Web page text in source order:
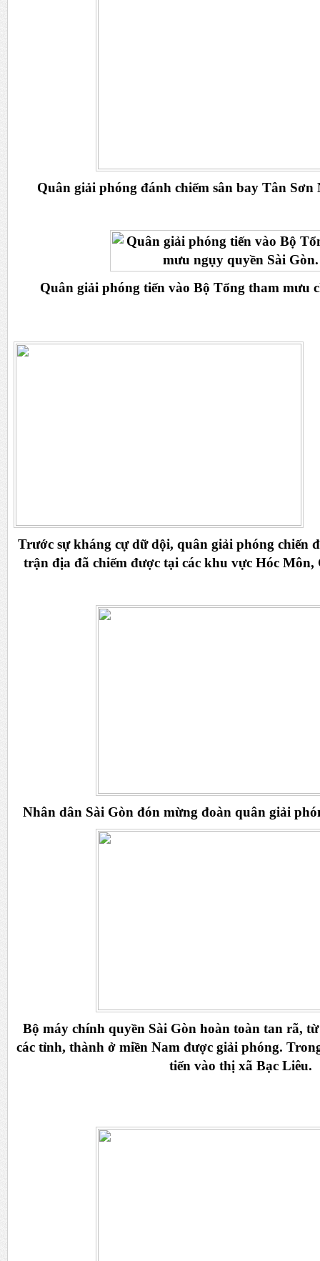
Quân giải phóng đánh chiếm sân bay Tân Sơn
Quân giải phóng tiến vào Bộ Tổng tham mưu
Trước sự kháng cự dữ dội, quân giải phóng chiến
trận địa đã chiếm được tại các khu vực Hóc Môn,
Nhân dân Sài Gòn đón mừng đoàn quân giải
Bộ máy chính quyền Sài Gòn hoàn toàn tan rã,
các tỉnh, thành ở miền Nam được giải phóng.
tiến vào thị xã Bạc Liêu.